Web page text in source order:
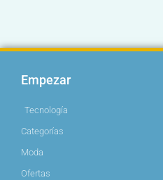
Empezar
Tecnología
Categorías
Moda
Ofertas